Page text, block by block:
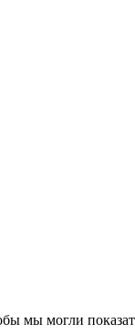
мы могли